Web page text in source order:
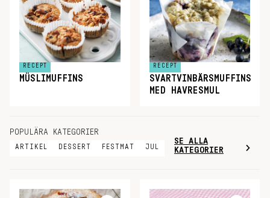
RECEPT
MÜSLIMUFFINS
RECEPT
SVARTVINBÄRSMUFFINS
MED HAVRESMUL
POPULÄRA KATEGORIER
ARTIKEL DESSERT FESTMAT JUL
SE ALLA
KATEGORIER